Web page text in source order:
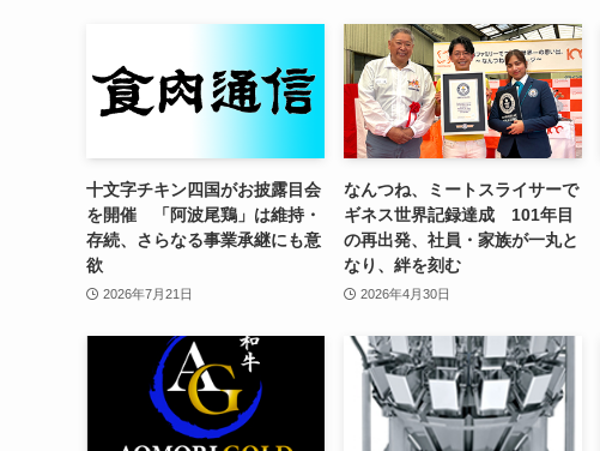
十文字チキン四国がお披露目会
を開催 「阿波尾鶏」は維持・
存続、さらなる事業承継にも意
欲
2026年7月21日
なんつね、ミートスライサーで
ギネス世界記録達成 101年目
の再出発、社員・家族が一丸と
なり、絆を刻む
2026年4月30日